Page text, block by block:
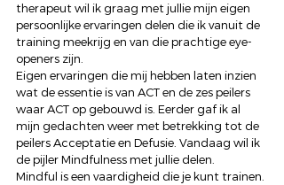
therapeut wil ik graag met jullie mijn eigen
persoonlijke ervaringen delen die ik vanuit de
training meekrijg en van die prachtige eye-
openers zijn.
Eigen ervaringen die mij hebben laten inzien
wat de essentie is van ACT en de zes peilers
waar ACT op gebouwd is. Eerder gaf ik al
mijn gedachten weer met betrekking tot de
peilers Acceptatie en Defusie. Vandaag wil ik
de pijler Mindfulness met jullie delen.
Mindful is een vaardigheid die je kunt trainen.